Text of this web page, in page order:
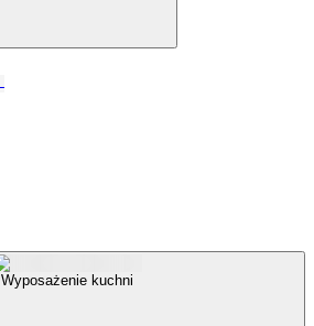
Wyposażenie kuchni